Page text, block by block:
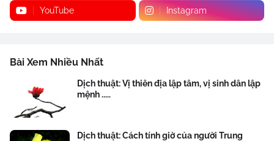
YouTube Instagram
Bài Xem Nhiều Nhất
Dịch thuật: Vị thiên địa lập tâm, vị sinh dân lập
mệnh .....
Dịch thuật: Cách tính giờ của người Trung